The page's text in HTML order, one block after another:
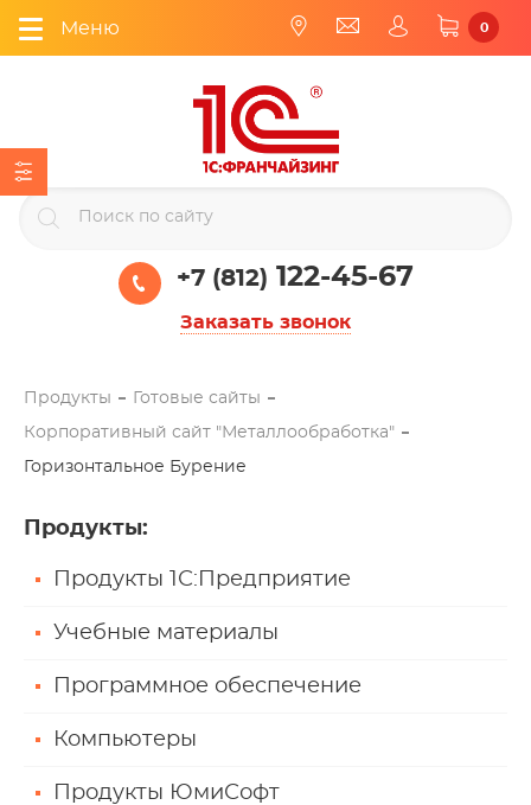
Меню 0
+7 (812) 122-45-67
Заказать звонок
Продукты Готовые сайты
Корпоративный сайт "Металлообработка"
Горизонтальное Бурение
Продукты:
Продукты 1С:Предприятие
Учебные материалы
Программное обеспечение
Компьютеры
Продукты ЮмиСофт